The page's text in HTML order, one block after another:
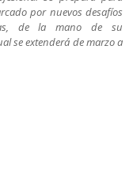
por nuevos desafíos
de la mano de su
se extenderá de marzo a